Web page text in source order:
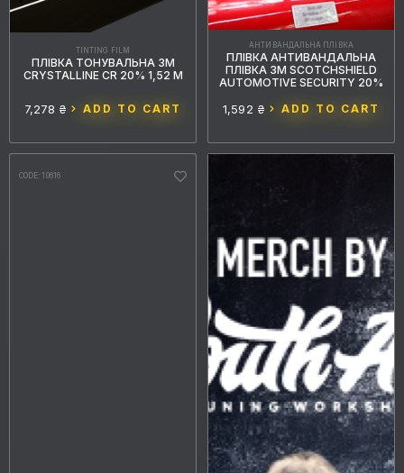
TINTING FILM
ПЛІВКА ТОНУВАЛЬНА 3M
CRYSTALLINE CR 20% 1,52 М
7,278 ₴ ADD TO CART
АНТИВАНДАЛЬНА ПЛІВКА
ПЛІВКА АНТИВАНДАЛЬНА
ПЛІВКА 3М SCOTCHSHIELD
AUTOMOTIVE SECURITY 20%
1,592 ₴ ADD TO CART
CODE: 10616